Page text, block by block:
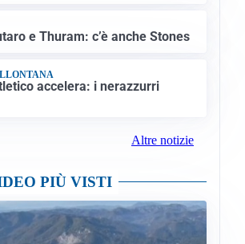
e Thuram: c’è anche Stones
accelera: i nerazzurri
Altre notizie
PIÙ VISTI